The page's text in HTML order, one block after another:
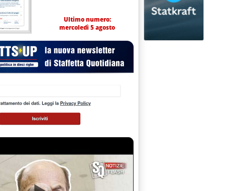
Ultimo numero:
mercoledì 5 agosto